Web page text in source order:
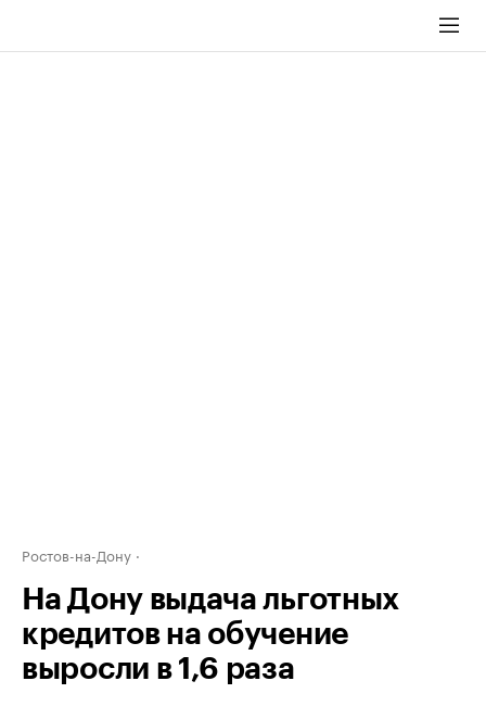
Ростов-на-Дону
На Дону выдача льготных
кредитов на обучение
выросли в 1,6 раза